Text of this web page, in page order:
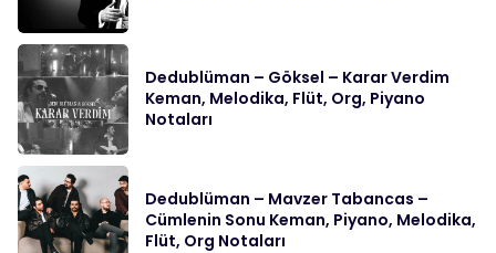
Dedublüman – Göksel – Karar Verdim
Keman, Melodika, Flüt, Org, Piyano
Notaları
Dedublüman – Mavzer Tabancas –
Cümlenin Sonu Keman, Piyano, Melodika,
Flüt, Org Notaları